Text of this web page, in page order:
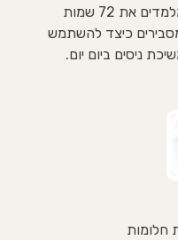
7 שיעורים של 60 ד' המלמדים את 72 שמות
כיצד להשתמש
ניסים ביום יום.
חלומות